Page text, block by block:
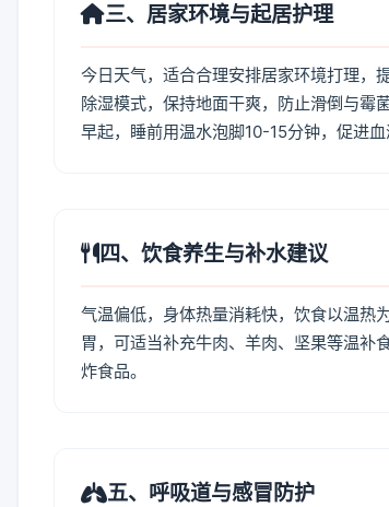
三、居家环境与起居护理
今日天气，适合合理安排居家环境打理，
除湿模式，保持地面干爽，防止滑倒与霉
早起，睡前用温水泡脚10-15分钟，促进血
四、饮食养生与补水建议
气温偏低，身体热量消耗快，饮食以温热
胃，可适当补充牛肉、羊肉、坚果等温补
炸食品。
五、呼吸道与感冒防护